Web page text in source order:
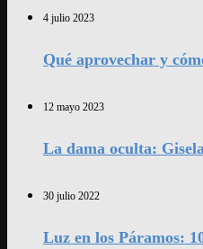
4 julio 2023
Qué aprovechar y
12 mayo 2023
La dama oculta:
30 julio 2022
Luz en los Páramos: